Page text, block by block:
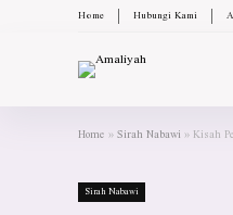
Home Hubungi Kami
Home»Sirah Nabawi»Kisah
Sirah Nabawi